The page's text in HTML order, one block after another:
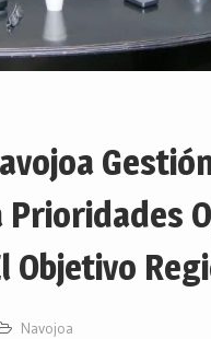
Prioridades
Objetivo
Navojoa